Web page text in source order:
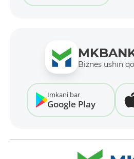
Biznes ushın
Imkani bar
Google Play